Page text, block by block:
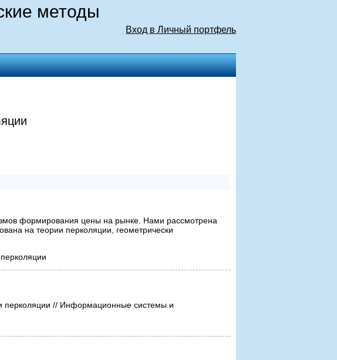
методы
Вход в Личный портфель
формирования цены на рынке. Нами рассмотрена
на теории перколяции, геометрически
перколяции // Информационные системы и